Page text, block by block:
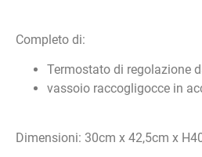
Completo di:
Termostato di regolazione
vassoio raccogligocce in
Dimensioni: 30cm x 42,5cm x